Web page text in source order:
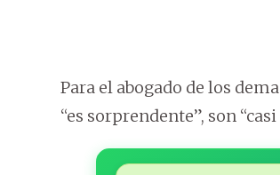
Para el abogado de los
“es sorprendente”, son